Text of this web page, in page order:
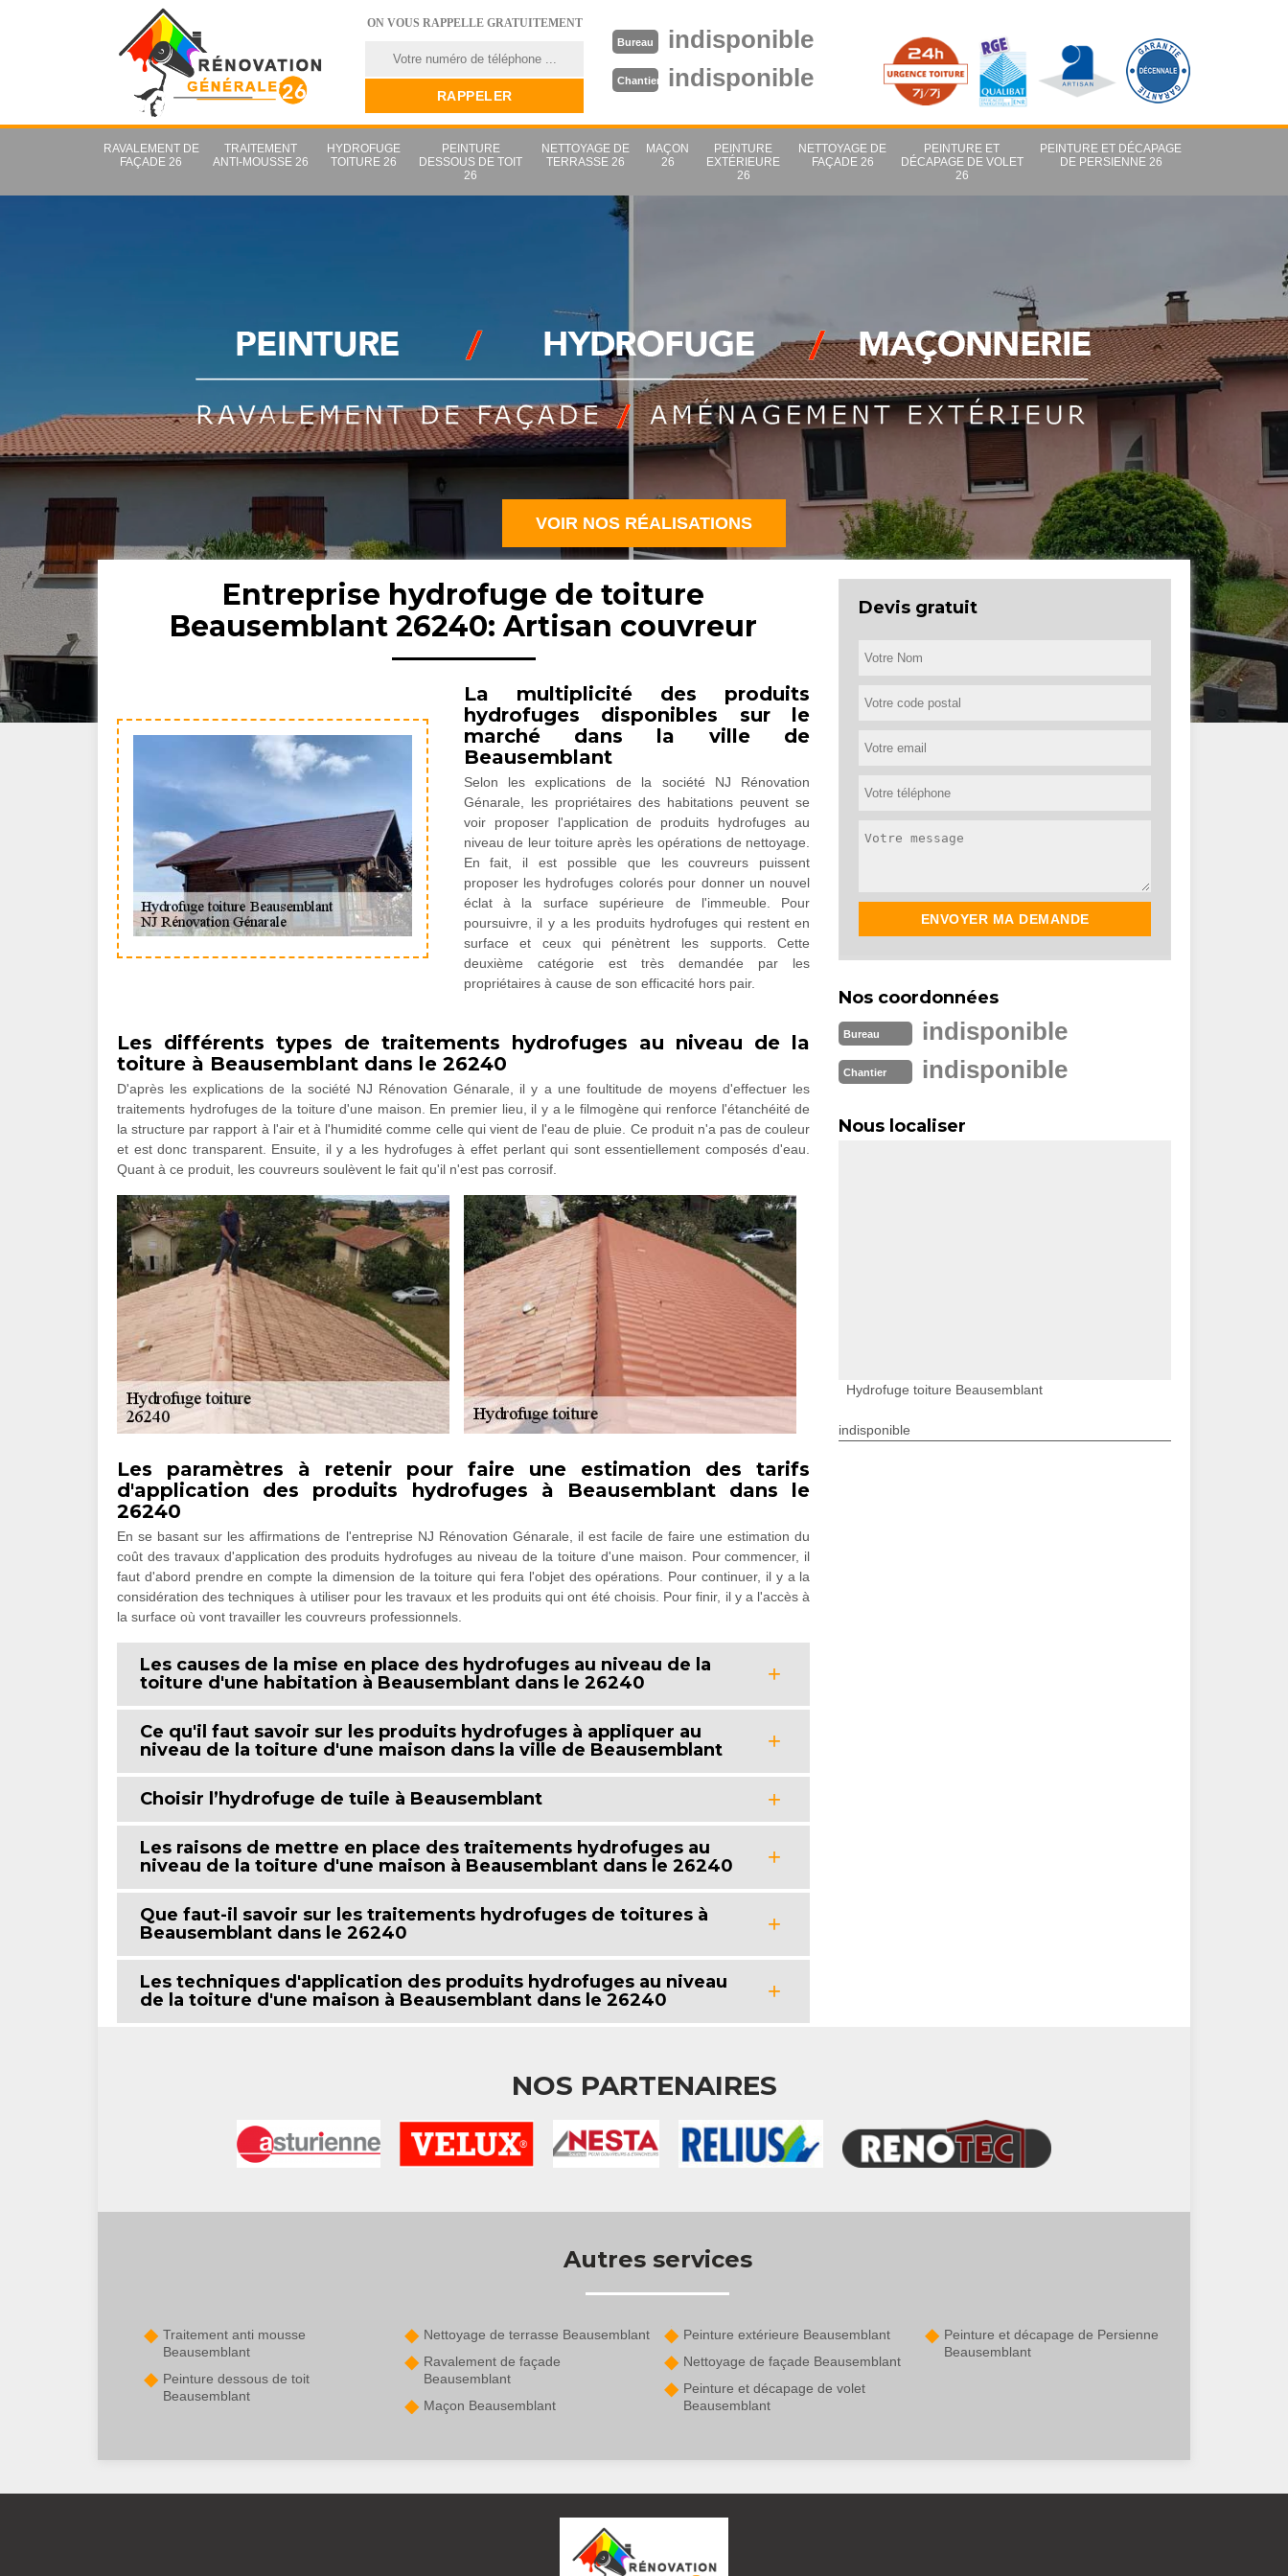
ON VOUS RAPPELLE GRATUITEMENT
Bureau indisponible
Chantier indisponible
RAVALEMENT DE
FAÇADE 26
TRAITEMENT
ANTI-MOUSSE 26
HYDROFUGE
TOITURE 26
PEINTURE
DESSOUS DE TOIT
26
NETTOYAGE DE
TERRASSE 26
MAÇON
26
PEINTURE
EXTÉRIEURE
26
NETTOYAGE DE
FAÇADE 26
PEINTURE ET
DÉCAPAGE DE VOLET
26
PEINTURE ET DÉCAPAGE
DE PERSIENNE 26
VOIR NOS RÉALISATIONS
Entreprise hydrofuge de toiture
Beausemblant 26240: Artisan couvreur
La multiplicité des produits
hydrofuges disponibles sur le
marché dans la ville de
Beausemblant
Selon les explications de la société NJ Rénovation
Génarale, les propriétaires des habitations peuvent se
voir proposer l'application de produits hydrofuges au
niveau de leur toiture après les opérations de nettoyage.
En fait, il est possible que les couvreurs puissent
proposer les hydrofuges colorés pour donner un nouvel
éclat à la surface supérieure de l'immeuble. Pour
poursuivre, il y a les produits hydrofuges qui restent en
surface et ceux qui pénètrent les supports. Cette
deuxième catégorie est très demandée par les
propriétaires à cause de son efficacité hors pair.
Les différents types de traitements hydrofuges au niveau de la
toiture à Beausemblant dans le 26240
D'après les explications de la société NJ Rénovation Génarale, il y a une foultitude de moyens d'effectuer les
traitements hydrofuges de la toiture d'une maison. En premier lieu, il y a le filmogène qui renforce l'étanchéité de
la structure par rapport à l'air et à l'humidité comme celle qui vient de l'eau de pluie. Ce produit n'a pas de couleur
et est donc transparent. Ensuite, il y a les hydrofuges à effet perlant qui sont essentiellement composés d'eau.
Quant à ce produit, les couvreurs soulèvent le fait qu'il n'est pas corrosif.
Les paramètres à retenir pour faire une estimation des tarifs
d'application des produits hydrofuges à Beausemblant dans le
26240
En se basant sur les affirmations de l'entreprise NJ Rénovation Génarale, il est facile de faire une estimation du
coût des travaux d'application des produits hydrofuges au niveau de la toiture d'une maison. Pour commencer, il
faut d'abord prendre en compte la dimension de la toiture qui fera l'objet des opérations. Pour continuer, il y a la
considération des techniques à utiliser pour les travaux et les produits qui ont été choisis. Pour finir, il y a l'accès à
la surface où vont travailler les couvreurs professionnels.
Les causes de la mise en place des hydrofuges au niveau de la
toiture d'une habitation à Beausemblant dans le 26240
Ce qu'il faut savoir sur les produits hydrofuges à appliquer au
niveau de la toiture d'une maison dans la ville de Beausemblant
Choisir l’hydrofuge de tuile à Beausemblant
Les raisons de mettre en place des traitements hydrofuges au
niveau de la toiture d'une maison à Beausemblant dans le 26240
Que faut-il savoir sur les traitements hydrofuges de toitures à
Beausemblant dans le 26240
Les techniques d'application des produits hydrofuges au niveau
de la toiture d'une maison à Beausemblant dans le 26240
Devis gratuit
Nos coordonnées
Bureau indisponible
Chantier indisponible
Nous localiser
Hydrofuge toiture Beausemblant
indisponible
NOS PARTENAIRES
Autres services
Traitement anti mousse
Beausemblant
Peinture dessous de toit
Beausemblant
Nettoyage de terrasse Beausemblant
Ravalement de façade
Beausemblant
Maçon Beausemblant
Peinture extérieure Beausemblant
Nettoyage de façade Beausemblant
Peinture et décapage de volet
Beausemblant
Peinture et décapage de Persienne
Beausemblant